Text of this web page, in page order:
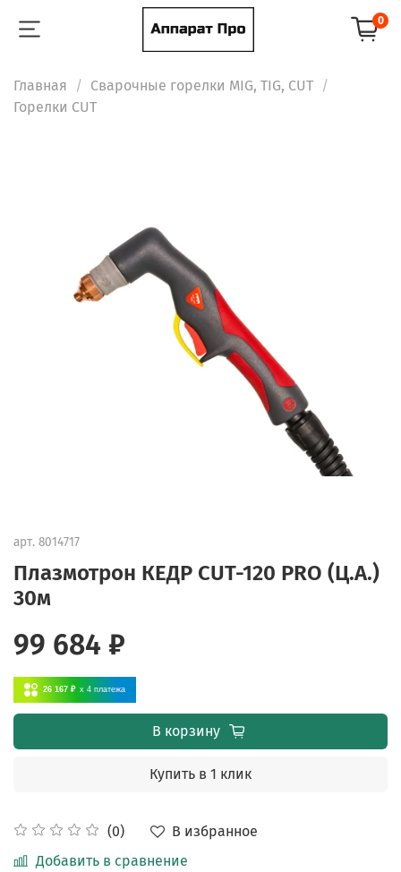
0
Главная
Сварочные горелки MIG, TIG, CUT
Горелки CUT
арт. 8014717
Плазмотрон КЕДР CUT-120 PRO (Ц.А.)
30м
(0)
В избранное
Добавить в сравнение
99 684 ₽
26 167 ₽ x 4 платежа
В корзину
Купить в 1 клик